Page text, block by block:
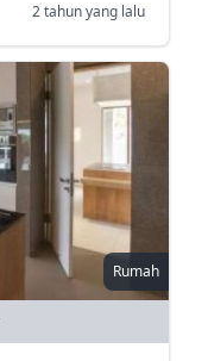
2 tahun yang lalu
Rumah